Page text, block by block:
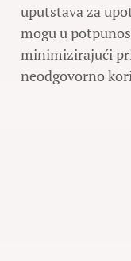
uputstava za
mogu u
minimizirajući
neodgovorno